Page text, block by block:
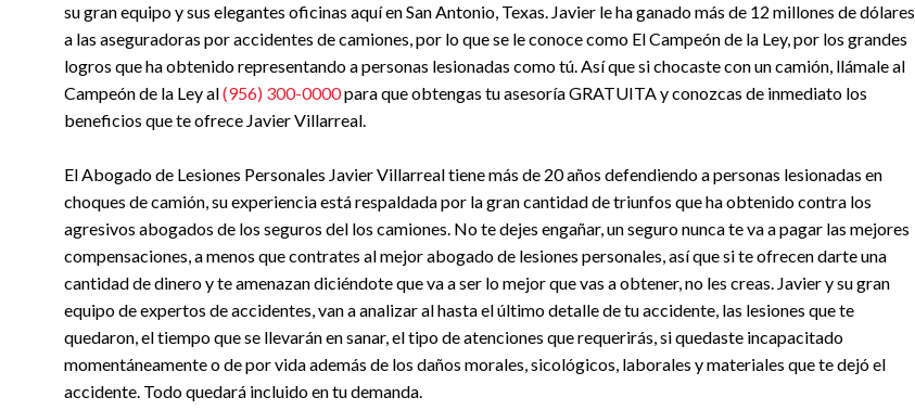
su gran equipo y sus elegantes oficinas aquí en San Antonio, Texas. Javier le ha ganado más de 12 millones de dólares
a las aseguradoras por accidentes de camiones, por lo que se le conoce como El Campeón de la Ley, por los grandes
logros que ha obtenido representando a personas lesionadas como tú. Así que si chocaste con un camión, llámale al
Campeón de la Ley al(956) 300-0000para que obtengas tu asesoría GRATUITA y conozcas de inmediato los
beneficios que te ofrece Javier Villarreal.
El Abogado de Lesiones Personales Javier Villarreal tiene más de 20 años defendiendo a personas lesionadas en
choques de camión, su experiencia está respaldada por la gran cantidad de triunfos que ha obtenido contra los
agresivos abogados de los seguros del los camiones. No te dejes engañar, un seguro nunca te va a pagar las mejores
compensaciones, a menos que contrates al mejor abogado de lesiones personales, así que si te ofrecen darte una
cantidad de dinero y te amenazan diciéndote que va a ser lo mejor que vas a obtener, no les creas. Javier y su gran
equipo de expertos de accidentes, van a analizar al hasta el último detalle de tu accidente, las lesiones que te
quedaron, el tiempo que se llevarán en sanar, el tipo de atenciones que requerirás, si quedaste incapacitado
momentáneamente o de por vida además de los daños morales, sicológicos, laborales y materiales que te dejó el
accidente. Todo quedará incluido en tu demanda.